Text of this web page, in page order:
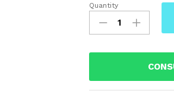
▷TONER
KYOCERA
TK-
70
FS-
Quantity